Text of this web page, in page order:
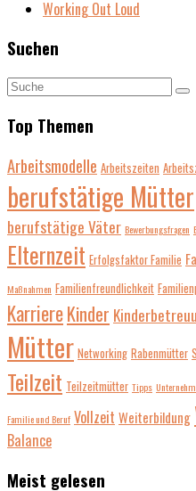
Working Out Loud
Suchen
Top Themen
Arbeitsmodelle Arbeitszeiten
berufstätige Mütter
berufstätige Väter Bewerbungsfragen
Elternzeit Erfolgsfaktor Familie
Maßnahmen Familienfreundlichkeit
KarriereKinder
Mütter Networking Rabenmütter
Teilzeit Teilzeitmütter Tipps
Familie und Beruf Vollzeit Weiterbildung
Balance
Meist gelesen